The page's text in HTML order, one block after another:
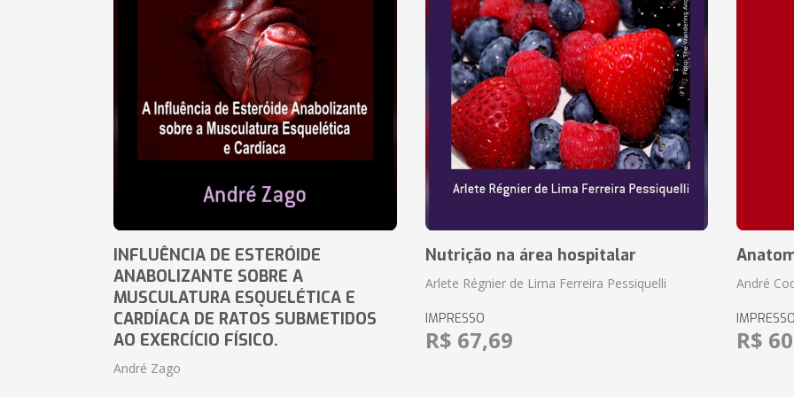
INFLUÊNCIA DE ESTERÓIDE
ANABOLIZANTE SOBRE A
MUSCULATURA ESQUELÉTICA E
CARDÍACA DE RATOS SUBMETIDOS
AO EXERCÍCIO FÍSICO.
André Zago
Nutrição na área hospitalar
Arlete Régnier de Lima Ferreira Pessiquelli
IMPRESSO
R$ 67,69
André
IMPRESSO
R$